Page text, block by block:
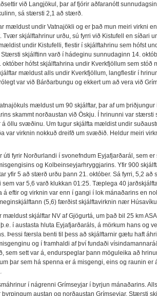
við Langjökul, þar af fjórir aðfaranótt
sá stærsti 2,1 að stærð.
mældust undir Vatnajökli og er það mun meiri virkni
Tvær skjálftahrinur urðu, sú fyrri við Kistufell en síðari
undir Kistufelli, flestir í skjálftahrinu sem hófst
skjálftinn varð í hádeginu sunnudaginn 14.
október hófst skjálftahrina undir Kverkfjöllum sem stóð
mældust alls undir Kverkfjöllum, langflestir í
var við Bárðarbungu og ekkert um að vera við
mældust um 90 skjálftar, þar af um þriðjungur
skammt norðaustan við Öskju. Í hrinunni var stærsti
öllu svæðinu. Um tugur skjálfta mældist undir
var virknin nokkuð dreifð um svæðið. Heldur meiri
úti fyrir Norðurlandi í svonefndum Eyjafjarðarál, sem
og Kolbeinseyjarhryggjarins. Yfir 900
yfir 5 að stærð urðu þann 21. október. Sá fyrri, 5,2 að
var 5,6 varð klukkan 01:25. Tæplega 40
eftir og virknin var enn í gangi í lok mánaðarins en
(5,6) færðist skjálftavirknin nær
mældust skjálftar NV af Gjögurtá, um það bil 25 km
í austasta hluta Eyjafjarðaráls, á mörkum hans og
Þessi færsla benti til þess að skjálftarnir gætu haft
og í framhaldi af því fundaði
sem sett var á, endurspeglar þann möguleika að
þar sem há spenna er á misgengi, eins og raunin er
í nágrenni Grímseyjar í byrjun mánaðarins.
austan og norðaustan Grímseyjar. Stærsti